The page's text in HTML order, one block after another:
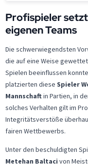
Profispieler
eigenen Teams
Die schwerwiegendsten
die auf eine Weise
Spielen beeinflussen
platzierten diese Spieler
Mannschaftin Partien, in
solches Verhalten gilt im
Integritätsverstöße
fairen Wettbewerbs.
Unter den beschuldigten
Metehan Baltaci von